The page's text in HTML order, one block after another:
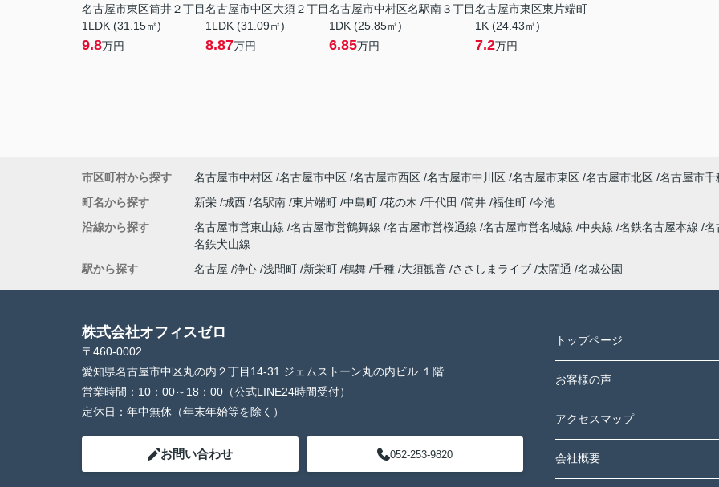
名古屋市東区筒井２丁目
1LDK (31.15㎡)
9.8万円
名古屋市中区大須２丁目
1LDK (31.09㎡)
8.87万円
名古屋市中村区名駅南３丁目
1DK (25.85㎡)
6.85万円
名古屋市東区東片端町
1K (24.43㎡)
7.2万円
市区町村から探す 名古屋市中村区 名古屋市中区 名古屋市西区 名古屋市中川区 名古屋市東区 名古屋市北区 名古屋市千
町名から探す
新栄 城西 名駅南 東片端町 中島町 花の木 千代田 筒井 福住町 今池
沿線から探す
名古屋市営東山線 名古屋市営鶴舞線 名古屋市営桜通線 名古屋市営名城線 中央線 名鉄名古屋本線 名
名鉄犬山線
駅から探す
名古屋 浄心 浅間町 新栄町 鶴舞 千種 大須観音 ささしまライブ 太閤通 名城公園
株式会社オフィスゼロ
〒460-0002
愛知県名古屋市中区丸の内２丁目14-31 ジェムストーン丸の内ビル １階
営業時間： 10：00～18：00（公式LINE24時間受付）
定休日： 年中無休（年末年始等を除く）
お問い合わせ 052-253-9820
トップページ
お客様の声
アクセスマップ
会社概要